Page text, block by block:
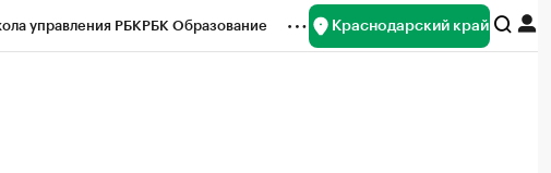
управления РБКРБК Образование Краснодарский край